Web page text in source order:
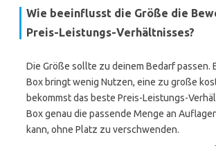
Wie beeinflusst die Größe die
Preis-Leistungs-Verhältnisses?
Die Größe sollte zu deinem Bedarf passen.
Box bringt wenig Nutzen, eine zu große
bekommst das beste Preis-Leistungs-
Box genau die passende Menge an
kann, ohne Platz zu verschwenden.